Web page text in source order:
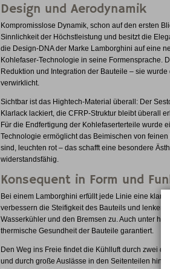
Design und Aerodynamik
Kompromisslose Dynamik, schon auf den ersten
Sinnlichkeit der Höchstleistung und besitzt die
die Design-DNA der Marke Lamborghini auf eine
Kohlefaser-Technologie in seine Formensprache.
Reduktion und Integration der Bauteile – sie
verwirklicht.
Sichtbar ist das Hightech-Material überall: Der
Klarlack lackiert, die CFRP-Struktur bleibt überall
Für die Endfertigung der Kohlefaserterteile wurde
Technologie ermöglicht das Beimischen von
sind, leuchten rot – das schafft eine besondere
widerstandsfähig.
Konsequent in Form und
Bei einem Lamborghini erfüllt jede Linie eine klare
verbessern die Steifigkeit des Bauteils und lenken
Wasserkühler und den Bremsen zu. Auch unter
thermische Gesundheit der Bauteile garantiert.
Den Weg ins Freie findet die Kühlluft durch zwei
und durch große Auslässe in den Seitenteilen